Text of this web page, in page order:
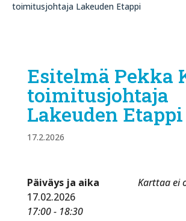
toimitusjohtaja Lakeuden Etappi
Esitelmä Pekka
toimitusjohtaja
Lakeuden Etappi
17.2.2026
Karttaa ei
Päiväys ja aika
17.02.2026
17:00 - 18:30